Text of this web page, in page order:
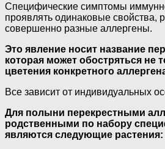
Специфические симптомы
проявлять одинаковые свойства,
совершенно разные аллергены.
Это явление носит название
которая может обостряться не
цветения конкретного
Все зависит от индивидуальных
Для полыни перекрестными
родственными по набору
являются следующие растения: